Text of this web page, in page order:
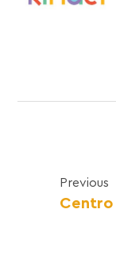
Previous